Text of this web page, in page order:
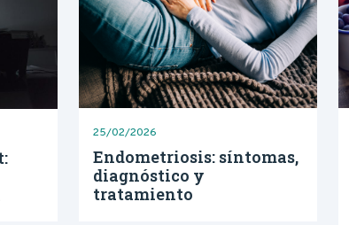
25/02/2026
Endometriosis: síntomas,
diagnóstico y
tratamiento